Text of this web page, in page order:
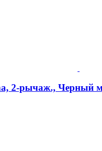
2-рычаж., Черный